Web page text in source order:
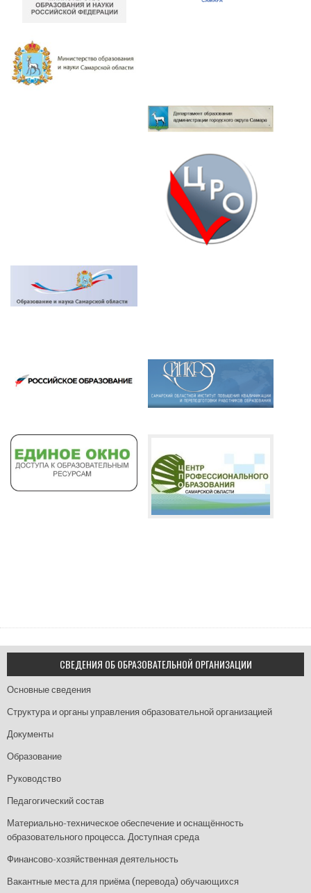
СВЕДЕНИЯ ОБ ОБРАЗОВАТЕЛЬНОЙ ОРГАНИЗАЦИИ
Основные сведения
Структура и органы управления образовательной организацией
Документы
Образование
Руководство
Педагогический состав
Материально-техническое обеспечение и оснащённость
образовательного процесса. Доступная среда
Финансово-хозяйственная деятельность
Вакантные места для приёма (перевода) обучающихся